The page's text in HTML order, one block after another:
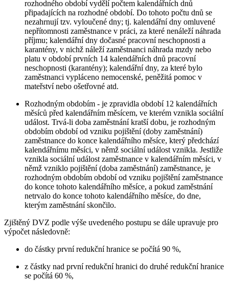
rozhodného období vydělí počtem kalendářních dnů
připadajících na rozhodné období. Do tohoto počtu dnů se
nezahrnují tzv. vyloučené dny; tj. kalendářní dny omluvené
nepřítomnosti zaměstnance v práci, za které nenáleží náhrada
příjmu; kalendářní dny dočasné pracovní neschopnosti a
karantény, v nichž náleží zaměstnanci náhrada mzdy nebo
platu v období prvních 14 kalendářních dnů pracovní
neschopnosti (karantény); kalendářní dny, za které bylo
zaměstnanci vypláceno nemocenské, peněžitá pomoc v
mateřství nebo ošetřovné atd.
Rozhodným obdobím - je zpravidla období 12 kalendářních
měsíců před kalendářním měsícem, ve kterém vznikla sociální
událost. Trvá-li doba zaměstnání kratší dobu, je rozhodným
obdobím období od vzniku pojištění (doby zaměstnání)
zaměstnance do konce kalendářního měsíce, který předchází
kalendářnímu měsíci, v němž sociální událost vznikla. Jestliže
vznikla sociální událost zaměstnance v kalendářním měsíci, v
němž vzniklo pojištění (doba zaměstnání) zaměstnance, je
rozhodným obdobím období od vzniku pojištění zaměstnance
do konce tohoto kalendářního měsíce, a pokud zaměstnání
netrvalo do konce tohoto kalendářního měsíce, do dne,
kterým zaměstnání skončilo.
Zjištěný DVZ podle výše uvedeného postupu se dále upravuje pro
výpočet následovně:
do částky první redukční hranice se počítá 90 %,
z částky nad první redukční hranici do druhé redukční hranice
se počítá 60 %,